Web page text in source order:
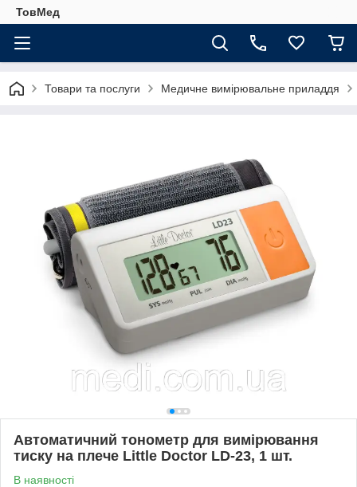
ТовМед
Товари та послуги Медичне вимірювальне приладдя
Автоматичний тонометр для вимірювання
тиску на плече Little Doctor LD-23, 1 шт.
В наявності